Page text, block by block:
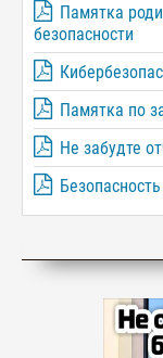
Памятка
безопасности
Памятка по
Не забудте